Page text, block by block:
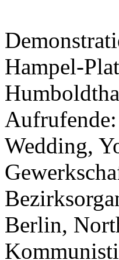
Hampel-
Wedding,
Berlin,